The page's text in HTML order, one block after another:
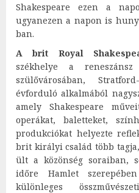
Shakespeare ezen a
ugyanezen a napon is
ban.
A brit Royal
székhelye a
szülővárosában,
évforduló alkalmából
amely Shakespeare
operákat, baletteket,
produkciókat helyezte
brit királyi család több
ült a közönség soraiban,
időre Hamlet
különleges